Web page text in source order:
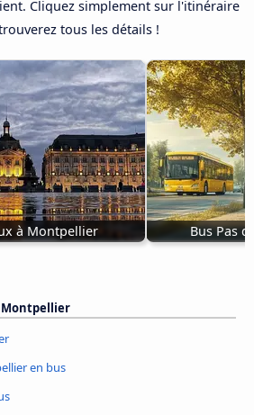
Cliquez simplement sur l'itinéraire
tous les détails !
à Montpellier Bus Pas
Montpellier
en bus